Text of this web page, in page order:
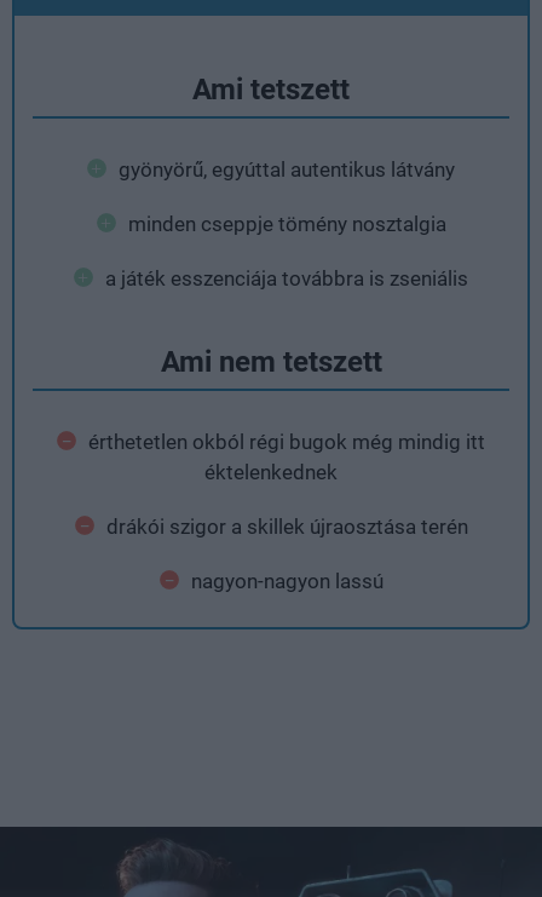
Ami tetszett
gyönyörű, egyúttal autentikus látvány
minden cseppje tömény nosztalgia
a játék esszenciája továbbra is zseniális
Ami nem tetszett
érthetetlen okból régi bugok még mindig itt
éktelenkednek
drákói szigor a skillek újraosztása terén
nagyon-nagyon lassú